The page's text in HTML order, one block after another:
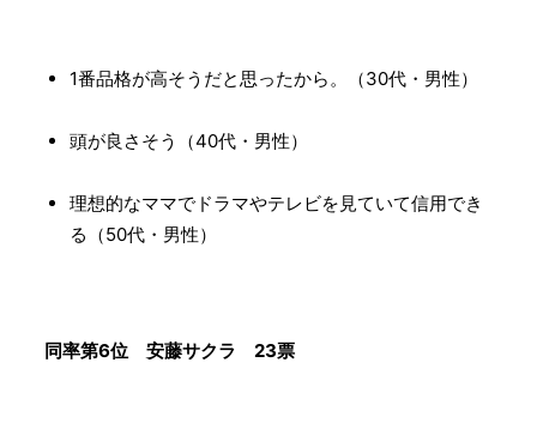
1番品格が高そうだと思ったから。（30代・男性）
頭が良さそう（40代・男性）
理想的なママでドラマやテレビを見ていて信用でき
る（50代・男性）
同率第6位 安藤サクラ 23票